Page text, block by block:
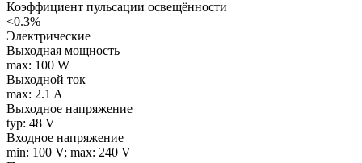
Коэффициент пульсации освещённости
<0.3%
Электрические
Выходная мощность
max: 100 W
Выходной ток
max: 2.1 A
Выходное напряжение
typ: 48 V
Входное напряжение
min: 100 V; max: 240 V